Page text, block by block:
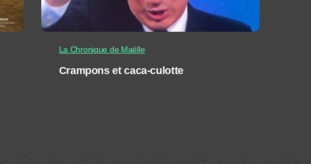
La Chronique de Maëlle
Crampons et caca-culotte